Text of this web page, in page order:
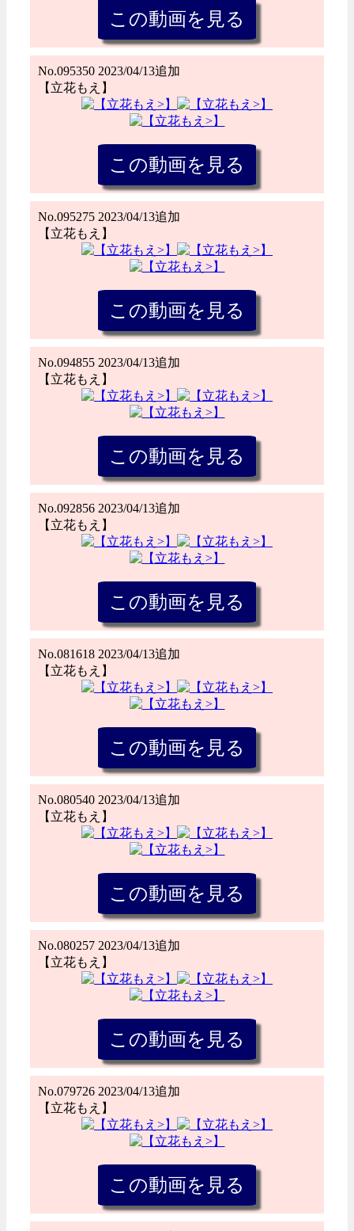
No.095350 2023/04/13追加
【立花もえ】
No.095275 2023/04/13追加
【立花もえ】
No.094855 2023/04/13追加
【立花もえ】
No.092856 2023/04/13追加
【立花もえ】
No.081618 2023/04/13追加
【立花もえ】
No.080540 2023/04/13追加
【立花もえ】
No.080257 2023/04/13追加
【立花もえ】
No.079726 2023/04/13追加
【立花もえ】